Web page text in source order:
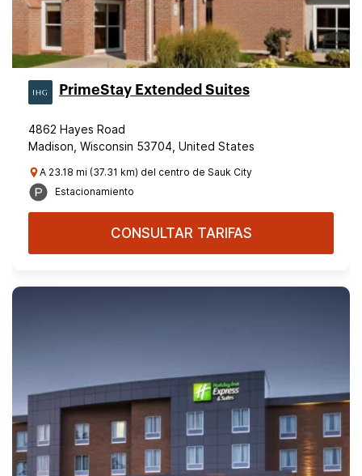
PrimeStay Extended Suites
4862 Hayes Road
Madison, Wisconsin 53704, United States
A 23.18 mi (37.31 km) del centro de Sauk City
Estacionamiento
CONSULTAR TARIFAS